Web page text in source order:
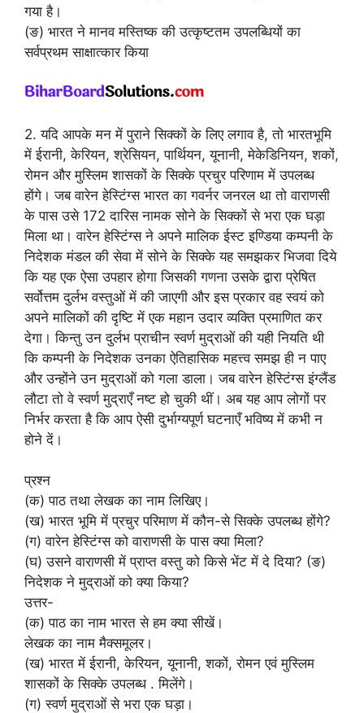
गया है।
(ङ) भारत ने मानव मस्तिष्क की उत्कृष्टतम उपलब्धियों का
सर्वप्रथम साक्षात्कार किया
2. यदि आपके मन में पुराने सिक्कों के लिए लगाव है, तो भारतभूमि
में ईरानी, केरियन, श्रेसियन, पार्थियन, यूनानी, मेकेडिनियन, शकों,
रोमन और मुस्लिम शासकों के सिक्के प्रचुर परिणाम में उपलब्ध
होंगे। जब वारेन हेस्टिंग्स भारत का गवर्नर जनरल था तो वाराणसी
के पास उसे 172 दारिस नामक सोने के सिक्कों से भरा एक घड़ा
मिला था। वारेन हेस्टिंग्स ने अपने मालिक ईस्ट इण्डिया कम्पनी के
निदेशक मंडल की सेवा में सोने के सिक्के यह समझकर भिजवा दिये
कि यह एक ऐसा उपहार होगा जिसकी गणना उसके द्वारा प्रेषित
सर्वोत्तम दुर्लभ वस्तुओं में की जाएगी और इस प्रकार वह स्वयं को
अपने मालिकों की दृष्टि में एक महान उदार व्यक्ति प्रमाणित कर
देगा। किन्तु उन दुर्लभ प्राचीन स्वर्ण मुद्राओं की यही नियति थी
कि कम्पनी के निदेशक उनका ऐतिहासिक महत्त्व समझ ही न पाए
और उन्होंने उन मुद्राओं को गला डाला। जब वारेन हेस्टिंग्स इंग्लैंड
लौटा तो वे स्वर्ण मुद्राएँ नष्ट हो चुकी थीं। अब यह आप लोगों पर
निर्भर करता है कि आप ऐसी दुर्भाग्यपूर्ण घटनाएँ भविष्य में कभी न
होने दें।
प्रश्न
(क) पाठ तथा लेखक का नाम लिखिए।
(ख) भारत भूमि में प्रचुर परिमाण में कौन-से सिक्के उपलब्ध होंगे?
(ग) वारेन हेस्टिंग्स को वाराणसी के पास क्या मिला?
(घ) उसने वाराणसी में प्राप्त वस्तु को किसे भेंट में दे दिया? (ङ)
निदेशक ने मुद्राओं को क्या किया?
उत्तर-
(क) पाठ का नाम भारत से हम क्या सीखें।
लेखक का नाम मैक्समूलर।
(ख) भारत में ईरानी, केरियन, यूनानी, शकों, रोमन एवं मुस्लिम
शासकों के सिक्के उपलब्ध . मिलेंगे।
(ग) स्वर्ण मुद्राओं से भरा एक घड़ा।